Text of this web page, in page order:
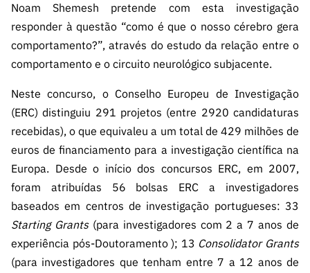
Noam Shemesh pretende com esta investigação
responder à questão “como é que o nosso cérebro gera
comportamento?”, através do estudo da relação entre o
comportamento e o circuito neurológico subjacente.
Neste concurso, o Conselho Europeu de Investigação
(ERC) distinguiu 291 projetos (entre 2920 candidaturas
recebidas), o que equivaleu a um total de 429 milhões de
euros de financiamento para a investigação científica na
Europa. Desde o início dos concursos ERC, em 2007,
foram atribuídas 56 bolsas ERC a investigadores
baseados em centros de investigação portugueses: 33
Starting Grants(para investigadores com 2 a 7 anos de
experiência pós-Doutoramento ); 13 Consolidator Grants
(para investigadores que tenham entre 7 a 12 anos de